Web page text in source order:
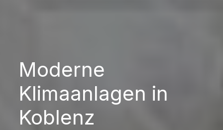
Moderne
Klimaanlagen in
Koblenz